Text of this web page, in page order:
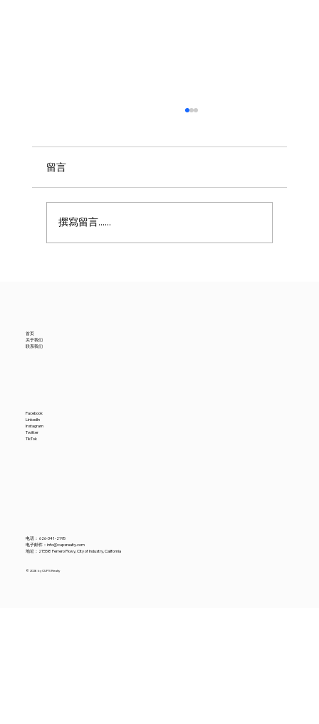
留言
撰寫留言......
© 2026 by CUPS Realty
电话： 626-341-2195
电子邮件： info@cupsrealty.com
地址：21558 Ferrero Pkwy, City of Industry, California
首页
关于我们
联系我们
Facebook
LinkedIn
Instagram
Twitter
TikTok